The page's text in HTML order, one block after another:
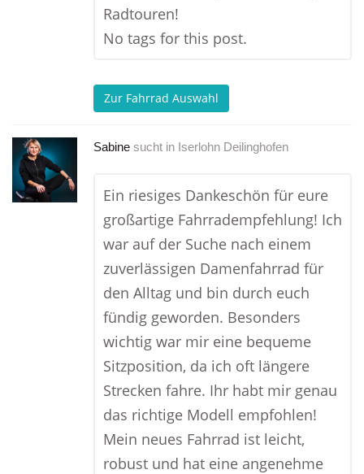
Radtouren!
No tags for this post.
Zur Fahrrad Auswahl
Sabine sucht in Iserlohn Deilinghofen
Ein riesiges Dankeschön für eure
großartige Fahrradempfehlung! Ich
war auf der Suche nach einem
zuverlässigen Damenfahrrad für
den Alltag und bin durch euch
fündig geworden. Besonders
wichtig war mir eine bequeme
Sitzposition, da ich oft längere
Strecken fahre. Ihr habt mir genau
das richtige Modell empfohlen!
Mein neues Fahrrad ist leicht,
robust und hat eine angenehme